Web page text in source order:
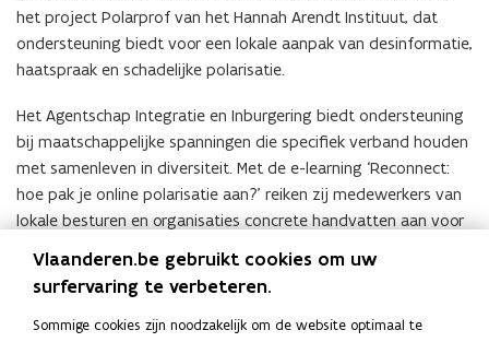
het project Polarprof van het Hannah Arendt Instituut, dat
ondersteuning biedt voor een lokale aanpak van desinformatie,
haatspraak en schadelijke polarisatie.
Het Agentschap Integratie en Inburgering biedt ondersteuning
bij maatschappelijke spanningen die specifiek verband houden
met samenleven in diversiteit. Met de e-learning ‘Reconnect:
hoe pak je online polarisatie aan?’ reiken zij medewerkers van
lokale besturen en organisaties concrete handvatten aan voor
Bekijk hieronder een van de campagnevideo’s van Klopt Da
Wel?
Vlaanderen.be gebruikt cookies om uw
surfervaring te verbeteren.
Sommige cookies zijn noodzakelijk om de website optimaal te